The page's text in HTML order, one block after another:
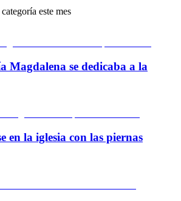
este mes
Magdalena se dedicaba a la
en la iglesia con las piernas